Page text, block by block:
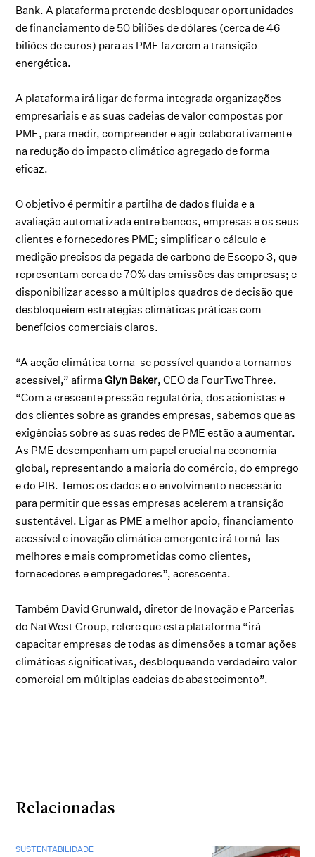
Bank. A plataforma pretende desbloquear oportunidades
de financiamento de 50 biliões de dólares (cerca de 46
biliões de euros) para as PME fazerem a transição
energética.
A plataforma irá ligar de forma integrada organizações
empresariais e as suas cadeias de valor compostas por
PME, para medir, compreender e agir colaborativamente
na redução do impacto climático agregado de forma
eficaz.
O objetivo é permitir a partilha de dados fluida e a
avaliação automatizada entre bancos, empresas e os seus
clientes e fornecedores PME; simplificar o cálculo e
medição precisos da pegada de carbono de Escopo 3, que
representam cerca de 70% das emissões das empresas; e
disponibilizar acesso a múltiplos quadros de decisão que
desbloqueiem estratégias climáticas práticas com
benefícios comerciais claros.
“A acção climática torna-se possível quando a tornamos
acessível,” afirmaGlyn Baker, CEO da FourTwoThree.
“Com a crescente pressão regulatória, dos acionistas e
dos clientes sobre as grandes empresas, sabemos que as
exigências sobre as suas redes de PME estão a aumentar.
As PME desempenham um papel crucial na economia
global, representando a maioria do comércio, do emprego
e do PIB. Temos os dados e o envolvimento necessário
para permitir que essas empresas acelerem a transição
sustentável. Ligar as PME a melhor apoio, financiamento
acessível e inovação climática emergente irá torná-las
melhores e mais comprometidas como clientes,
fornecedores e empregadores”, acrescenta.
Também David Grunwald, diretor de Inovação e Parcerias
do NatWest Group, refere que esta plataforma “irá
capacitar empresas de todas as dimensões a tomar ações
climáticas significativas, desbloqueando verdadeiro valor
comercial em múltiplas cadeias de abastecimento”.
Relacionadas
SUSTENTABILIDADE